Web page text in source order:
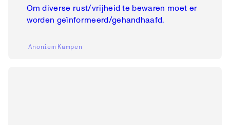
Om diverse rust/vrijheid te bewaren moet er
worden geïnformeerd/gehandhaafd.
Anoniem Kampen